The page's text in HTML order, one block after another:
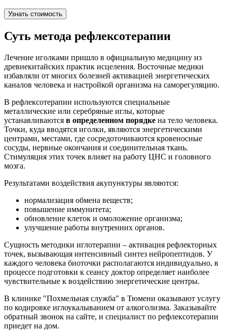
Узнать стоимость
Суть метода рефлексотерапии
Лечение иголками пришло в официальную медицину из
древнекитайских практик исцеления. Восточные медики
избавляли от многих болезней активацией энергетических
каналов человека и настройкой организма на саморегуляцию.
В рефлексотерапии используются специальные
металлические или серебряные иглы, которые
устанавливаются в определенном порядке на тело человека.
Точки, куда вводятся иголки, являются энергетическими
центрами, местами, где сосредоточиваются кровеносные
сосуды, нервные окончания и соединительная ткань.
Стимуляция этих точек влияет на работу ЦНС и головного
мозга.
Результатами воздействия акупунктуры являются:
нормализация обмена веществ;
повышение иммунитета;
обновление клеток и омоложение организма;
улучшение работы внутренних органов.
Сущность методики иглотерапии – активация рефлекторных
точек, вызывающая интенсивный синтез нейропептидов. У
каждого человека биоточки располагаются индивидуально, в
процессе подготовки к сеансу доктор определяет наиболее
чувствительные к воздействию энергетические центры.
В клинике "Похмельная служба" в Тюмени оказывают услугу
по кодировке иглоукалыванием от алкоголизма. Заказывайте
обратный звонок на сайте, и специалист по рефлексотерапии
приедет на дом.